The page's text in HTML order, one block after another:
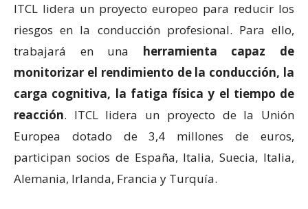
ITCL lidera un proyecto europeo para reducir los
riesgos en la conducción profesional. Para ello,
trabajará en una herramienta capaz de
monitorizar el rendimiento de la conducción, la
carga cognitiva, la fatiga física y el tiempo de
reacción. ITCL lidera un proyecto de la Unión
Europea dotado de 3,4 millones de euros,
participan socios de España, Italia, Suecia, Italia,
Alemania, Irlanda, Francia y Turquía.